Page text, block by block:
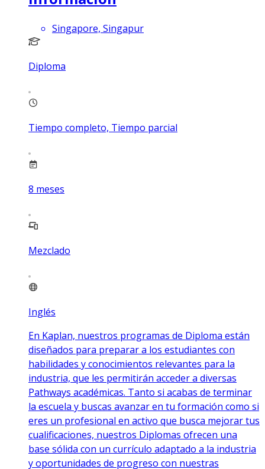
Singapore, Singapur
Diploma
Tiempo completo, Tiempo parcial
8 meses
Mezclado
Inglés
En Kaplan, nuestros programas de Diploma están
diseñados para preparar a los estudiantes con
habilidades y conocimientos relevantes para la
industria, que les permitirán acceder a diversas
Pathways académicas. Tanto si acabas de terminar
la escuela y buscas avanzar en tu formación como si
eres un profesional en activo que busca mejorar tus
cualificaciones, nuestros Diplomas ofrecen una
base sólida con un currículo adaptado a la industria
y oportunidades de progreso con nuestras